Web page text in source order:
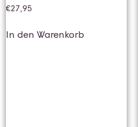
€27,95
In den Warenkorb